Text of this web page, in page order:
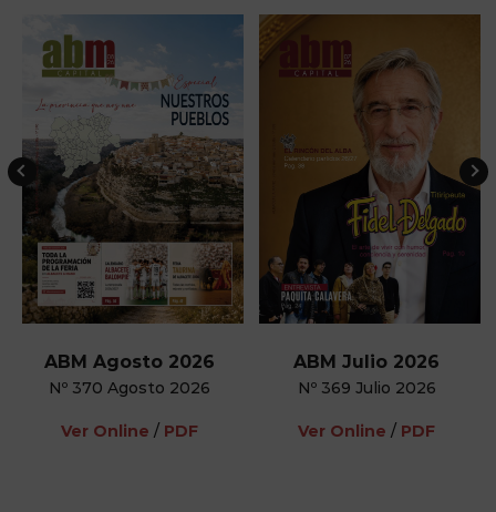
ABM Agosto 2026
Nº 370 Agosto 2026
Ver Online / PDF
ABM Julio 2026
Nº 369 Julio 2026
Ver Online / PDF